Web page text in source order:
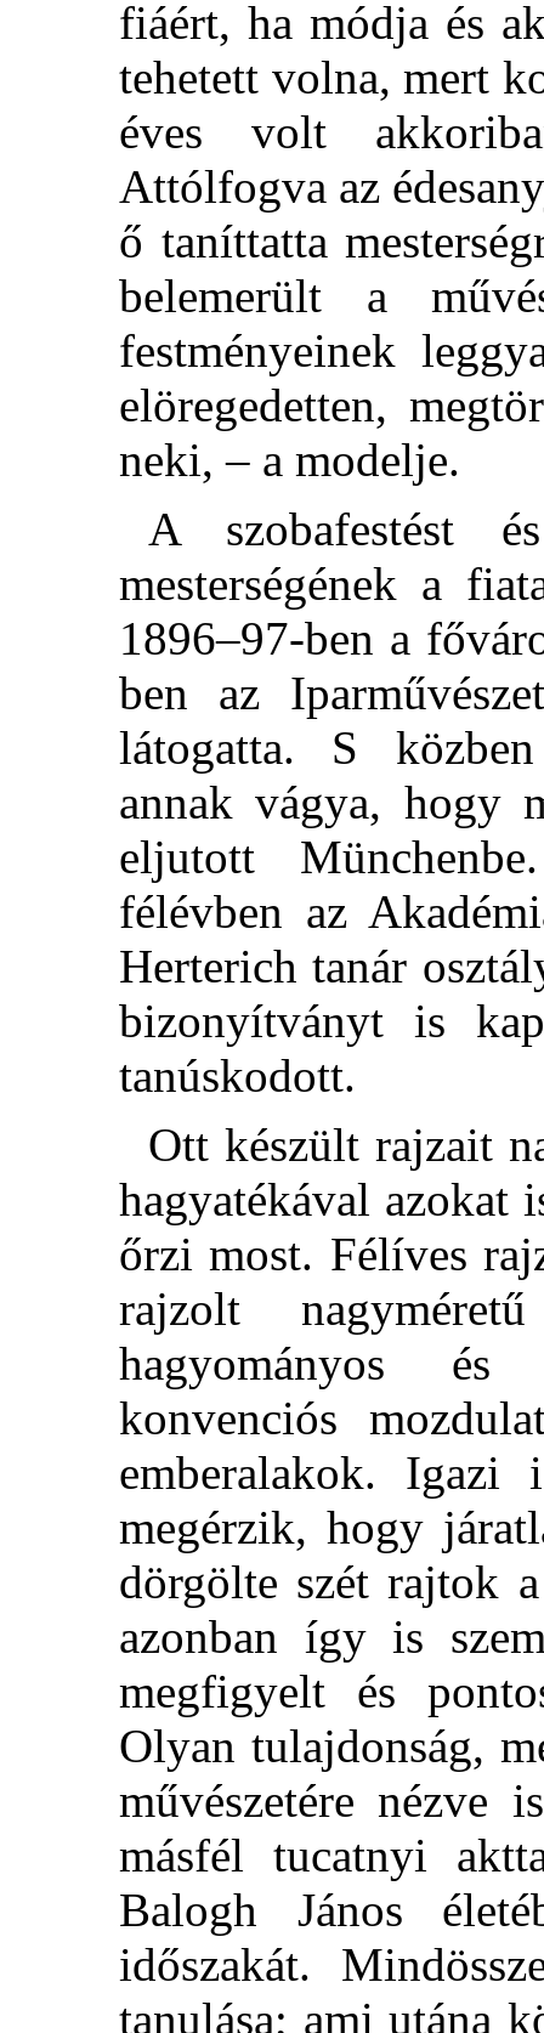
fiáért, ha módja és
tehetett volna, mert
éves volt
Attólfogva az
ő taníttatta
belemerült a
festményeinek
elöregedetten,
neki, – a modelje.
A szobafestést
mesterségének a
1896–97-ben a
ben az
látogatta. S
annak vágya, hogy
eljutott
félévben az
Herterich tanár
bizonyítványt is
tanúskodott.
Ott készült rajzait
hagyatékával azokat
őrzi most. Félíves
rajzolt
hagyományos és
konvenciós
emberalakok. Igazi
megérzik, hogy
dörgölte szét rajtok
azonban így is
megfigyelt és
Olyan tulajdonság,
művészetére nézve
másfél tucatnyi
Balogh János
időszakát.
tanulása; ami utána